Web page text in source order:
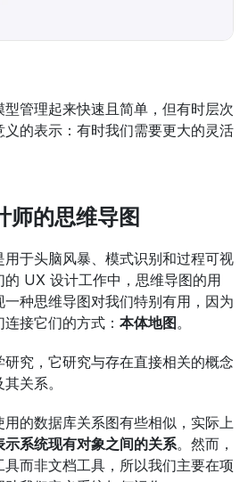
管理起来快速且简单，但有时层次
的表示：有时我们需要更大的灵活
师的思维导图
于头脑风暴、模式识别和过程可视
UX 设计工作中，思维导图的用
种思维导图对我们特别有用，因为
接它们的方式： 本体地图。
究，它研究与存在直接相关的概念
关系。
的数据库关系图有些相似，实际上
示系统现有对象之间的关系。然而，
而非文档工具，所以我们主要在项